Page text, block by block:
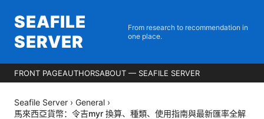
SEAFILE
SERVER
From research to recommendation in
one place.
FRONT PAGEAUTHORSABOUT — SEAFILE SERVER
Seafile Server › General ›
馬來西亞貨幣：令吉myr 換算、種類、使用指南與最新匯率全解